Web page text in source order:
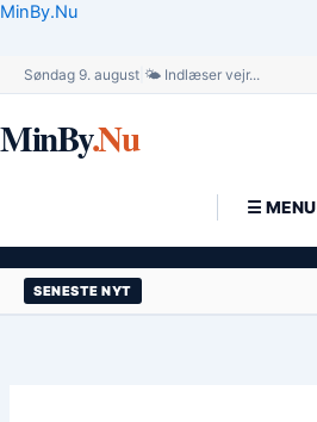
Gå
MinBy.Nu
Søndag 9. august 🌤️ Indlæser vejr...
MinBy.Nu
☰ MENU
SENESTE NYT